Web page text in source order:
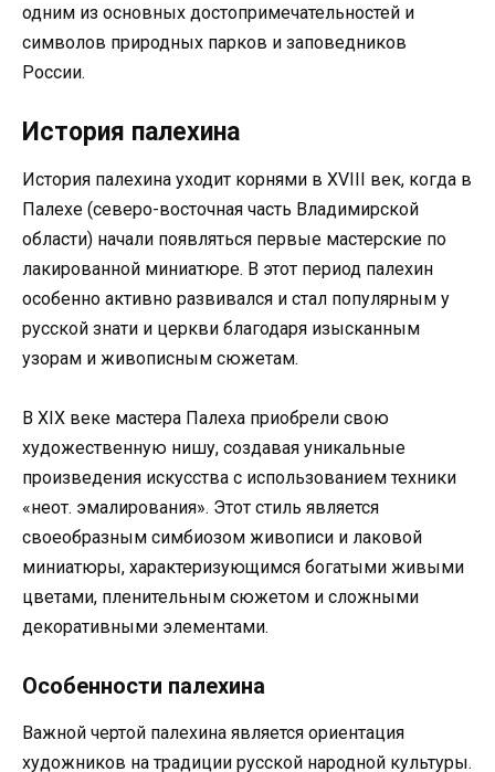
одним из основных достопримечательностей и
символов природных парков и заповедников
России.
История палехина
История палехина уходит корнями в XVIII век, когда в
Палехе (северо-восточная часть Владимирской
области) начали появляться первые мастерские по
лакированной миниатюре. В этот период палехин
особенно активно развивался и стал популярным у
русской знати и церкви благодаря изысканным
узорам и живописным сюжетам.
В XIX веке мастера Палеха приобрели свою
художественную нишу, создавая уникальные
произведения искусства с использованием техники
«неот. эмалирования». Этот стиль является
своеобразным симбиозом живописи и лаковой
миниатюры, характеризующимся богатыми живыми
цветами, пленительным сюжетом и сложными
декоративными элементами.
Особенности палехина
Важной чертой палехина является ориентация
художников на традиции русской народной культуры.